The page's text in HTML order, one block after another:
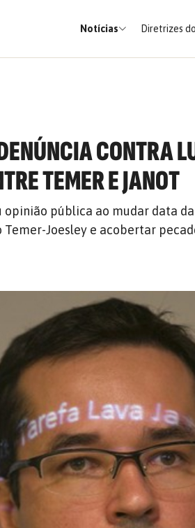
Notícias Diretrizes
CONTRA
TEMER E JANOT
pública ao mudar data
Joesley e acobertar